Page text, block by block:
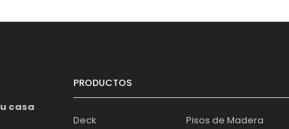
casa
PRODUCTOS
Deck Pisos de Madera